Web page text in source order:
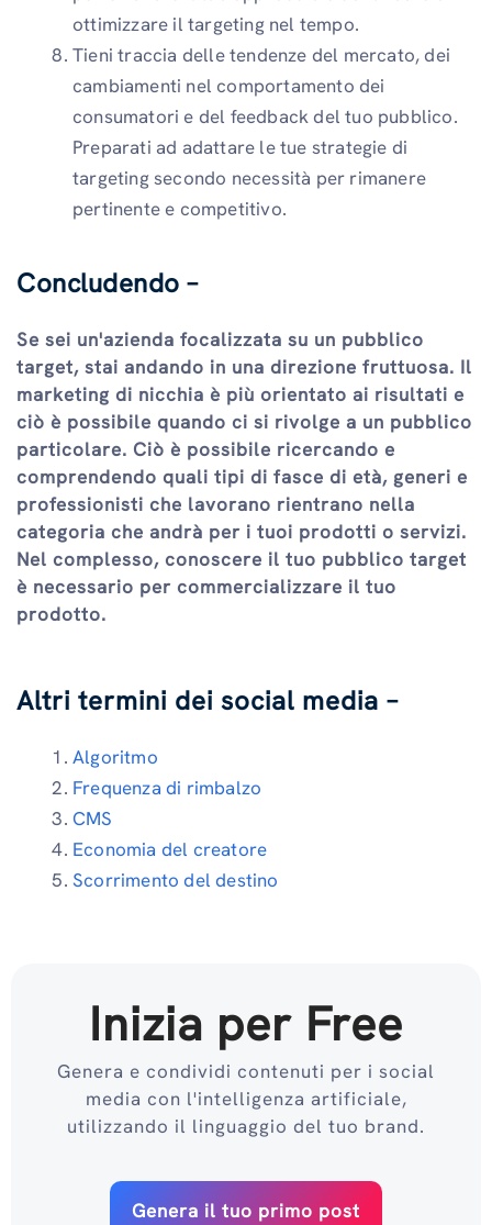
ottimizzare il targeting nel tempo.
Tieni traccia delle tendenze del mercato, dei
cambiamenti nel comportamento dei
consumatori e del feedback del tuo pubblico.
Preparati ad adattare le tue strategie di
targeting secondo necessità per rimanere
pertinente e competitivo.
Concludendo –
Se sei un'azienda focalizzata su un pubblico
target, stai andando in una direzione fruttuosa. Il
marketing di nicchia è più orientato ai risultati e
ciò è possibile quando ci si rivolge a un pubblico
particolare. Ciò è possibile ricercando e
comprendendo quali tipi di fasce di età, generi e
professionisti che lavorano rientrano nella
categoria che andrà per i tuoi prodotti o servizi.
Nel complesso, conoscere il tuo pubblico target
è necessario per commercializzare il tuo
prodotto.
Altri termini dei social media –
Algoritmo
Frequenza di rimbalzo
CMS
Economia del creatore
Scorrimento del destino
Inizia per Free
Genera e condividi contenuti per i social
media con l'intelligenza artificiale,
utilizzando il linguaggio del tuo brand.
Genera il tuo primo post